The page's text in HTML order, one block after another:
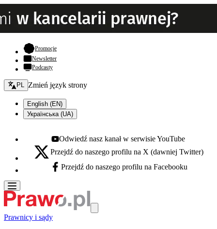
Promocje- otwiera się w nowej karcie
Newsletter
Podcasty
Zmień język - bieżący:
PL Zmień język strony
English (EN)
Українська (UA)
Youtube - otwiera się w nowej karcie
Odwiedź nasz kanał w serwisie YouTube
X - otwiera się w nowej karcie
Przejdź do naszego profilu na X (dawniej Twitter)
Facebook - otwiera się w nowej karcie
Przejdź do naszego profilu na Facebooku
Prawnicy i sądy